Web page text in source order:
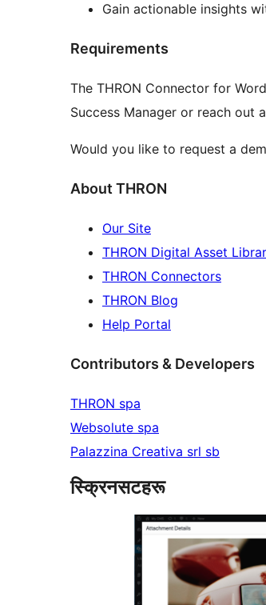
Gain actionable insights
Requirements
The THRON Connector for
Success Manager or reach out
Would you like to request a
About THRON
Our Site
THRON Digital Asset
THRON Connectors
THRON Blog
Help Portal
Contributors & Developers
THRON spa
Websolute spa
Palazzina Creativa srl sb
स्क्रिनसटहरू